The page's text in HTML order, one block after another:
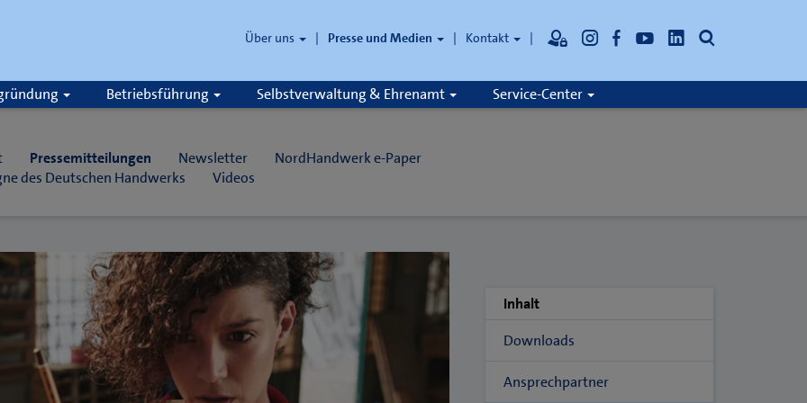
Über uns Presse und Medien Kontakt
Betriebsführung Selbstverwaltung & Ehrenamt Service-Center
Pressemitteilungen Newsletter
NordHandwerk e-Paper
des Deutschen Handwerks
Videos
Inhalt
Downloads
Ansprechpartner